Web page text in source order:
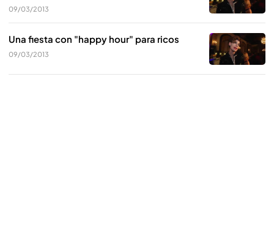
09/03/2013
Una fiesta con "happy hour" para ricos
09/03/2013